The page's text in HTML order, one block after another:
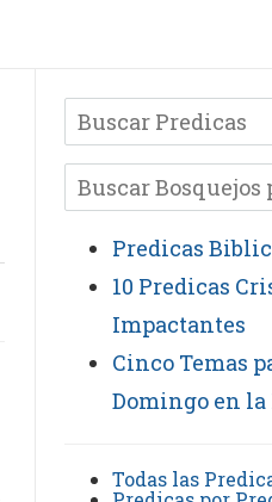
Predicas
10 Predicas
Impactantes
Cinco Temas
Domingo en
Todas las